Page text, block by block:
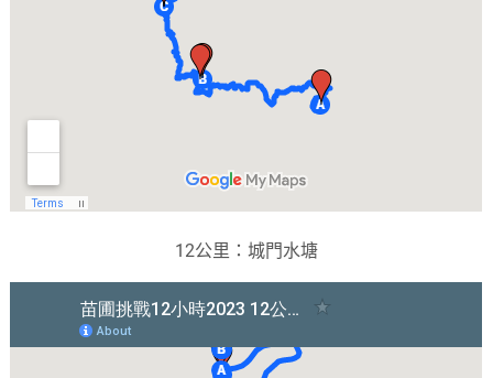
12公里：城門水塘